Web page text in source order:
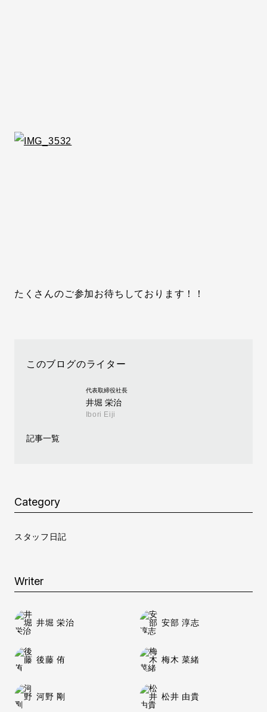
たくさんのご参加お待ちしております！！
このブログのライター
代表取締役社長
井堀 栄治
Ibori Eiji
記事一覧
Category
スタッフ日記
Writer
井堀 栄治 安部 淳志
後藤 侑 梅木 菜緒
河野 剛 松井 由貴